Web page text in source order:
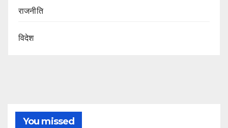
राजनीति
विदेश
You missed